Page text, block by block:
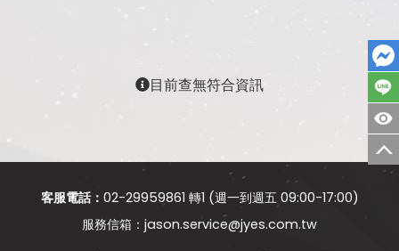
目前查無符合資訊
客服電話： 02-29959861 轉1 (週一到週五 09:00-17:00)
jason.service@jyes.com.tw